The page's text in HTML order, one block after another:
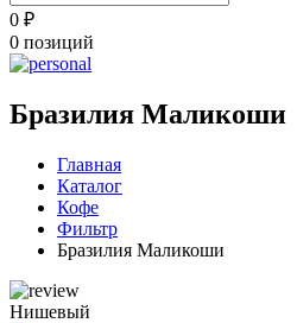
0 ₽
0 позиций
Бразилия Маликоши
Главная
Каталог
Кофе
Фильтр
Бразилия Маликоши
Нишевый